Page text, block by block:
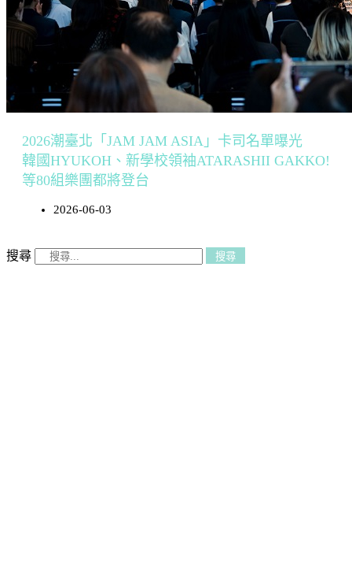
2026潮臺北「JAM JAM ASIA」卡司名單曝光
韓國HYUKOH、新學校領袖ATARASHII GAKKO!
等80組樂團都將登台
2026-06-03
搜尋 搜尋